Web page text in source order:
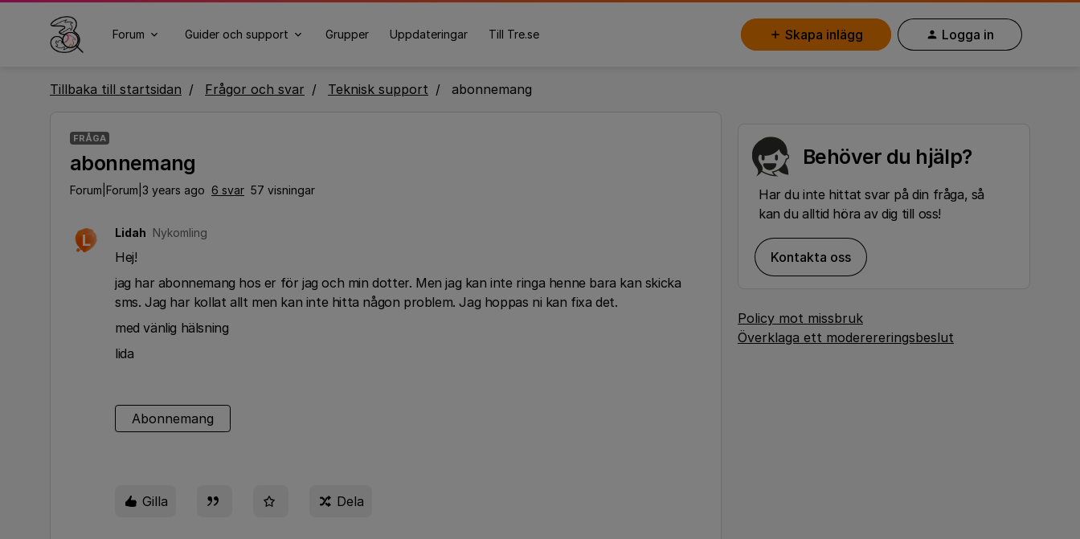
Forum Guider och support Grupper Uppdateringar Till Tre.se Skapa inlägg Logga in
Tillbaka till startsidan Frågor och svar Teknisk support abonnemang
FRÅGA
abonnemang
Forum|Forum|3 years ago 6 svar 57 visningar
L Lidah Nykomling
Hej!
jag har abonnemang hos er för jag och min dotter. Men jag kan inte ringa henne bara kan skicka
sms. Jag har kollat allt men kan inte hitta någon problem. Jag hoppas ni kan fixa det.
med vänlig hälsning
lida
Abonnemang
Gilla Dela
Behöver du hjälp?
Har du inte hittat svar på din fråga, så
kan du alltid höra av dig till oss!
Kontakta oss
Policy mot missbruk
Överklaga ett moderereringsbeslut